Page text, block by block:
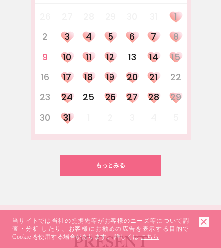
1
2
3 4 5 6 7
8
9
10 11 12 13 14
15
16
17 18 19 20 21
22
23
24 25 26 27 28
29
30
31
もっとみる
PRESENT
当サイトでは当社の提携先等がお客様のニーズ等について調
査・分析 したり、お客様にお勧めの広告を表示する目的で
Cookie を使用する場合があります。 詳しくは こちら